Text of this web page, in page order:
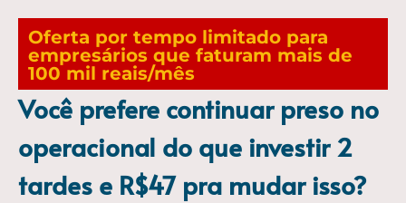
Oferta por tempo limitado para
empresários que faturam mais de
100 mil reais/mês
Você prefere continuar preso no
operacional do que investir 2
tardes e R$47 pra mudar isso?